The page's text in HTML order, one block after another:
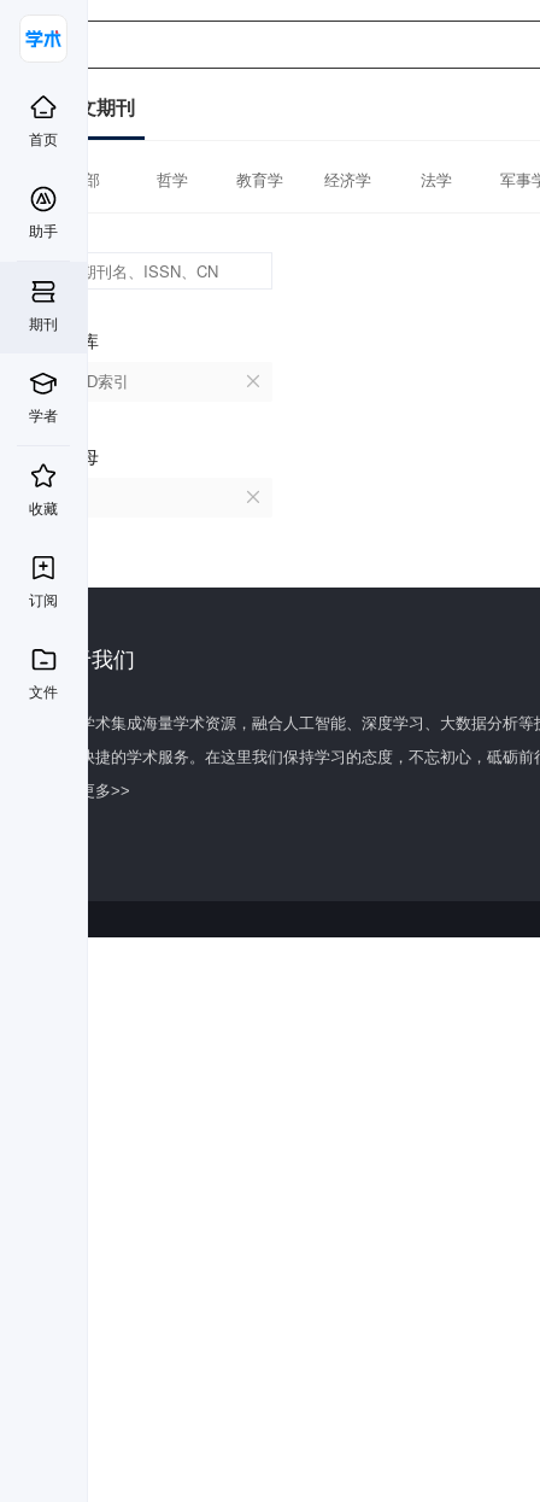
首页
助手
期刊
学者
收藏
订阅
文件
中文期刊
全部 哲学 教育学 经济学 法学 军事
数据库
CSCD索引
首字母
关于我们
百度学术集成海量学术资源，融合人工智能、深度学习、大数据分析
全面快捷的学术服务。在这里我们保持学习的态度，不忘初心，砥砺前
了解更多>>